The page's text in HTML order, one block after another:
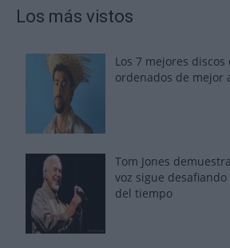
Los más vistos
Los 7 mejores discos
ordenados de mejor
Tom Jones
voz sigue
del tiempo